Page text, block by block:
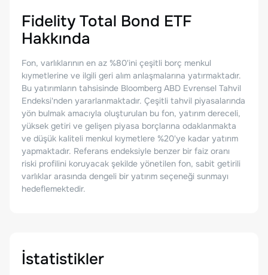
Fidelity Total Bond ETF
Hakkında
Fon, varlıklarının en az %80'ini çeşitli borç menkul
kıymetlerine ve ilgili geri alım anlaşmalarına yatırmaktadır.
Bu yatırımların tahsisinde Bloomberg ABD Evrensel Tahvil
Endeksi'nden yararlanmaktadır. Çeşitli tahvil piyasalarında
yön bulmak amacıyla oluşturulan bu fon, yatırım dereceli,
yüksek getiri ve gelişen piyasa borçlarına odaklanmakta
ve düşük kaliteli menkul kıymetlere %20'ye kadar yatırım
yapmaktadır. Referans endeksiyle benzer bir faiz oranı
riski profilini koruyacak şekilde yönetilen fon, sabit getirili
varlıklar arasında dengeli bir yatırım seçeneği sunmayı
hedeflemektedir.
İstatistikler